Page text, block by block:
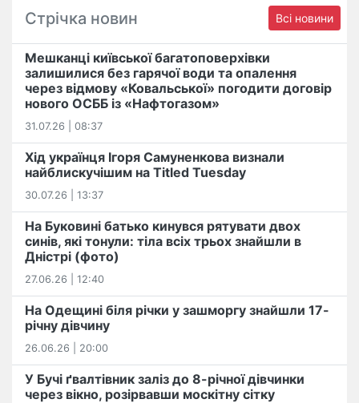
Стрічка новин Всі новини
Мешканці київської багатоповерхівки
залишилися без гарячої води та опалення
через відмову «Ковальської» погодити договір
нового ОСББ із «Нафтогазом»
31.07.26 | 08:37
Хід українця Ігоря Самуненкова визнали
найблискучішим на Titled Tuesday
30.07.26 | 13:37
На Буковині батько кинувся рятувати двох
синів, які тонули: тіла всіх трьох знайшли в
Дністрі (фото)
27.06.26 | 12:40
На Одещині біля річки у зашморгу знайшли 17-
річну дівчину
26.06.26 | 20:00
У Бучі ґвалтівник заліз до 8-річної дівчинки
через вікно, розірвавши москітну сітку